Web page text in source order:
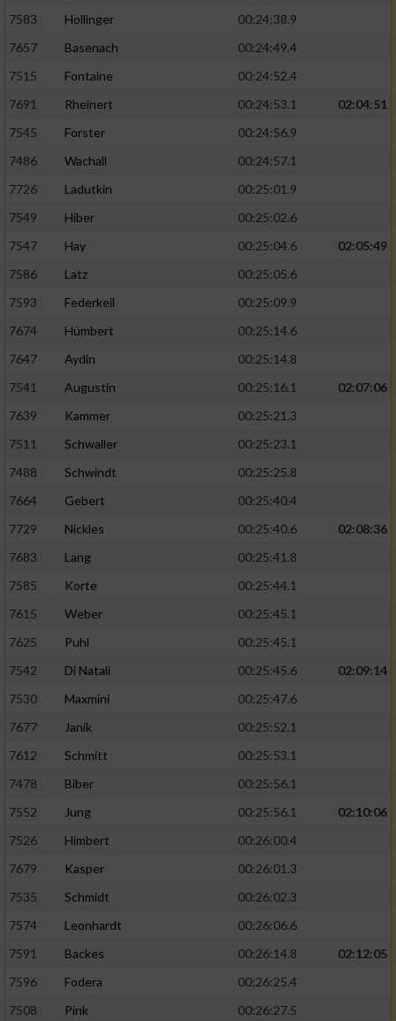
7583
Hollinger
00:24:38.9
7657
Basenach
00:24:49.4
7515
Fontaine
00:24:52.4
7691
Rheinert 00:24:53.1
02:04:51
7545
Forster
00:24:56.9
7486
Wachall
00:24:57.1
7726
Ladutkin
00:25:01.9
7549
Hiber
00:25:02.6
7547
Hay 00:25:04.6
02:05:49
7586
Latz
00:25:05.6
7593
Federkeil
00:25:09.9
7674
Hümbert
00:25:14.6
7647
Aydin
00:25:14.8
7541
Augustin 00:25:16.1
02:07:06
7639
Kammer
00:25:21.3
7511
Schwaller
00:25:23.1
7488
Schwindt
00:25:25.8
7664
Gebert
00:25:40.4
7729
Nickles 00:25:40.6
02:08:36
7683
Lang
00:25:41.8
7585
Korte
00:25:44.1
7615
Weber
00:25:45.1
7625
Puhl
00:25:45.1
7542
Di Natali 00:25:45.6
02:09:14
7530
Maxmini
00:25:47.6
7677
Janik
00:25:52.1
7612
Schmitt
00:25:53.1
7478
Biber
00:25:56.1
7552
Jung 00:25:56.1
02:10:06
7526
Himbert
00:26:00.4
7679
Kasper
00:26:01.3
7535
Schmidt
00:26:02.3
7574
Leonhardt
00:26:06.6
7591
Backes 00:26:14.8
02:12:05
7596
Fodera
00:26:25.4
7508
Pink
00:26:27.5